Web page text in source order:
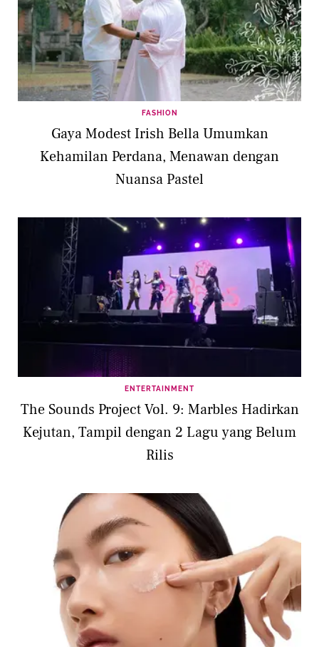
FASHION
Gaya Modest Irish Bella Umumkan
Kehamilan Perdana, Menawan dengan
Nuansa Pastel
ENTERTAINMENT
The Sounds Project Vol. 9: Marbles Hadirkan
Kejutan, Tampil dengan 2 Lagu yang Belum
Rilis